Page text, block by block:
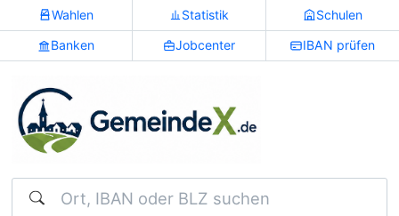
Wahlen Statistik Schulen
Banken Jobcenter IBAN prüfen
Suchen